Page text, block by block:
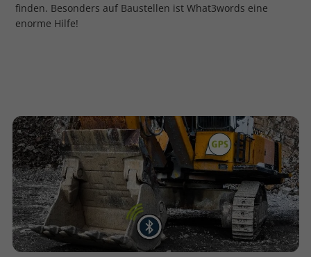
finden. Besonders auf Baustellen ist What3words eine
enorme Hilfe!